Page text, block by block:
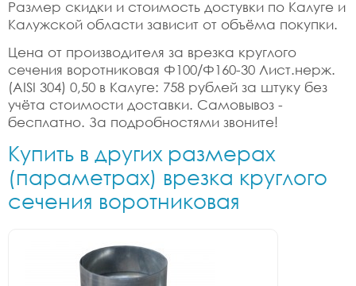
Размер скидки и стоимость достувки по Калуге и
Калужской области зависит от объёма покупки.
Цена от производителя за врезка круглого
сечения воротниковая Ф100/Ф160-30 Лист.нерж.
(AISI 304) 0,50 в Калуге: 758 рублей за штуку без
учёта стоимости доставки. Самовывоз -
бесплатно. За подробностями звоните!
Купить в других размерах
(параметрах) врезка круглого
сечения воротниковая